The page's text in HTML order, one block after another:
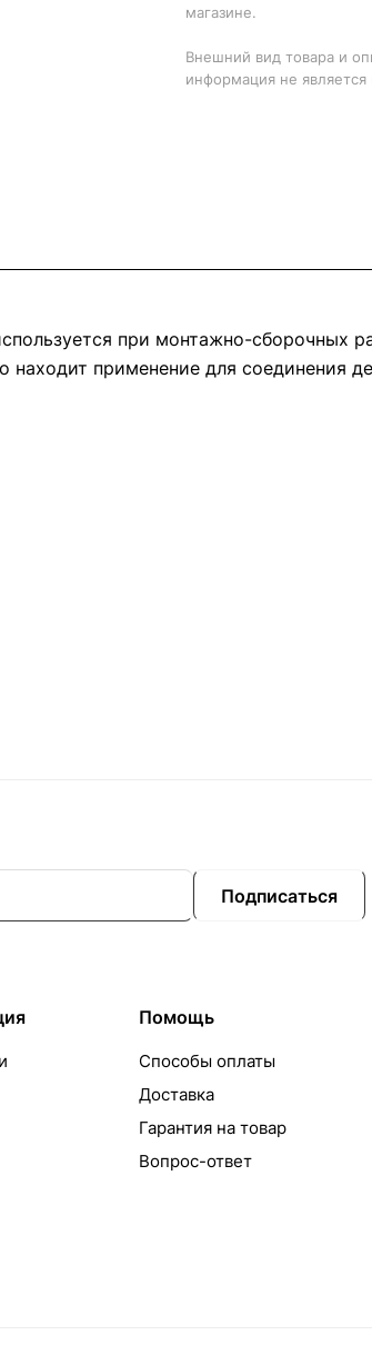
магазине.
Внешний вид товара и
информация не
при монтажно-сборочных
применение для соединения
Подписаться
Помощь
Способы оплаты
Доставка
Гарантия на товар
Вопрос-ответ